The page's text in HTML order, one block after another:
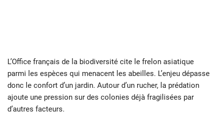
L’Office français de la biodiversité cite le frelon asiatique
parmi les espèces qui menacent les abeilles. L’enjeu dépasse
donc le confort d’un jardin. Autour d’un rucher, la prédation
ajoute une pression sur des colonies déjà fragilisées par
d’autres facteurs.